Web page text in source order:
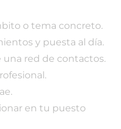
o tema concreto.
y puesta al día.
una red de contactos.
en tu puesto